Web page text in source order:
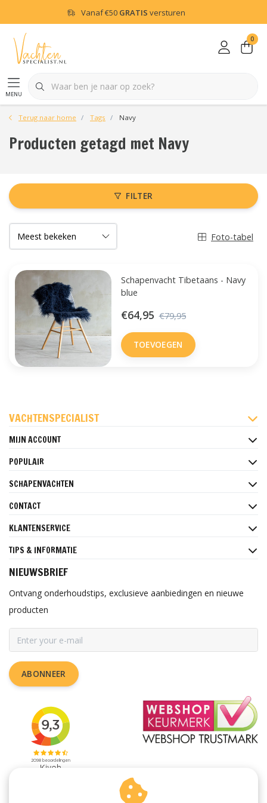
Vanaf€50 GRATIS versturen
menu
0
Terug naar home Tags Navy
Producten getagd met Navy
FILTER
Foto-tabel
Schapenvacht Tibetaans - Navy
blue
€64,95 €79,95
TOEVOEGEN
VACHTENSPECIALIST
MIJN ACCOUNT
POPULAIR
SCHAPENVACHTEN
CONTACT
KLANTENSERVICE
TIPS & INFORMATIE
NIEUWSBRIEF
Ontvang onderhoudstips, exclusieve aanbiedingen en nieuwe
producten
ABONNEER